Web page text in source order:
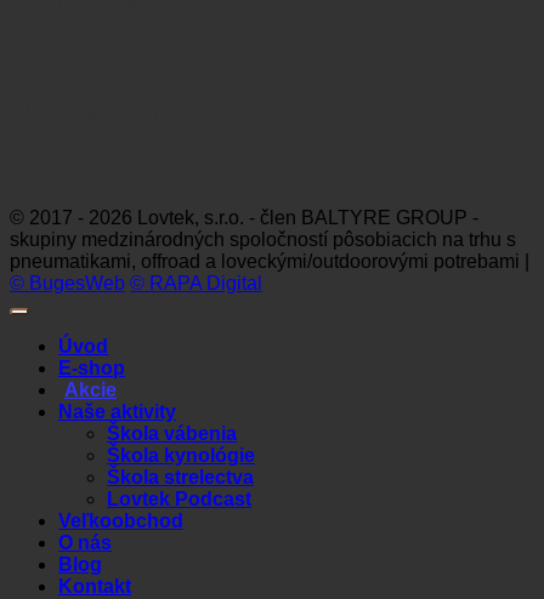
© 2017 - 2026 Lovtek, s.r.o. - člen BALTYRE GROUP -
skupiny medzinárodných spoločností pôsobiacich na trhu s
pneumatikami, offroad a loveckými/outdoorovými potrebami |
© BugesWeb © RAPA Digital
Úvod
E-shop
Akcie
Naše aktivity
Škola vábenia
Škola kynológie
Škola strelectva
Lovtek Podcast
Veľkoobchod
O nás
Blog
Kontakt